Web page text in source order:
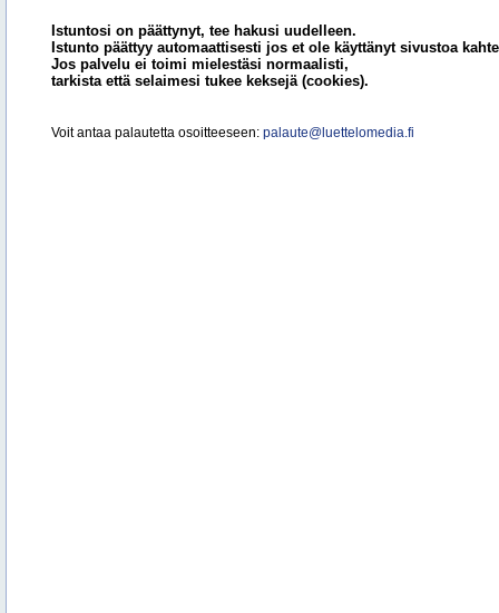
Istuntosi on päättynyt, tee hakusi uudelleen.
Istunto päättyy automaattisesti jos et ole käyttänyt sivustoa
Jos palvelu ei toimi mielestäsi normaalisti,
tarkista että selaimesi tukee keksejä (cookies).
Voit antaa palautetta osoitteeseen: palaute@luettelomedia.fi